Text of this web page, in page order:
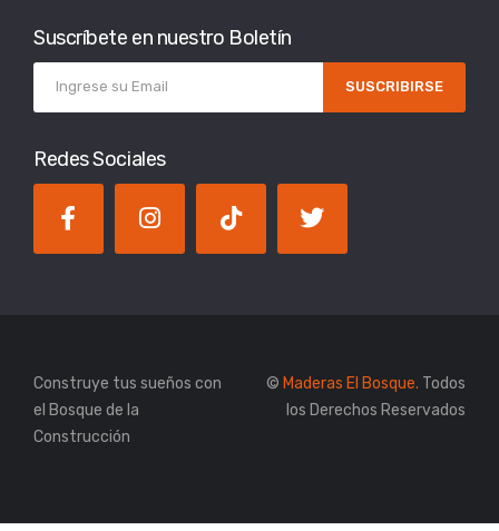
Suscríbete en nuestro Boletín
SUSCRIBIRSE
Redes Sociales
Construye tus sueños con
el Bosque de la
Construcción
© Maderas El Bosque. Todos
los Derechos Reservados